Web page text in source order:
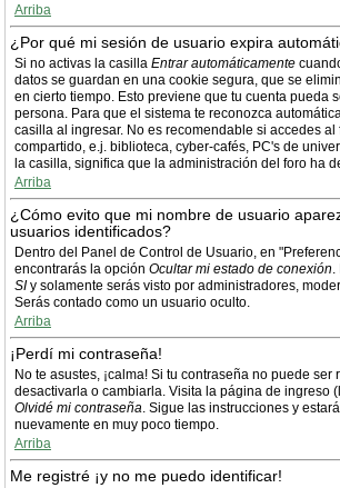
Arriba
¿Por qué mi sesión de usuario expira
Si no activas la casilla Entrar automáticamente
datos se guardan en una cookie segura, que se
en cierto tiempo. Esto previene que tu cuenta pueda
persona. Para que el sistema te reconozca
casilla al ingresar. No es recomendable si accedes al
compartido, e.j. biblioteca, cyber-cafés, PC's de
la casilla, significa que la administración del foro ha
Arriba
¿Cómo evito que mi nombre de usuario
usuarios identificados?
Dentro del Panel de Control de Usuario, en
encontrarás la opción Ocultar mi estado de conexión.
SIy solamente serás visto por administradores,
Serás contado como un usuario oculto.
Arriba
¡Perdí mi contraseña!
No te asustes, ¡calma! Si tu contraseña no puede
desactivarla o cambiarla. Visita la página de ingreso
Olvidé mi contraseña. Sigue las instrucciones y
nuevamente en muy poco tiempo.
Arriba
Me registré ¡y no me puedo identificar!